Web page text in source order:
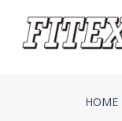
HOME